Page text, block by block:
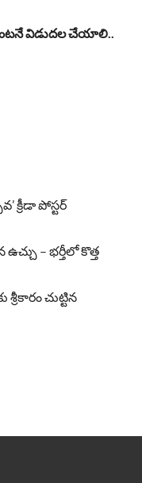
విడుదల చేయాలి..
క్రీడా పోస్టర్
ఉచ్చు – భర్తీలో కొత్త
శ్రీకారం చుట్టిన